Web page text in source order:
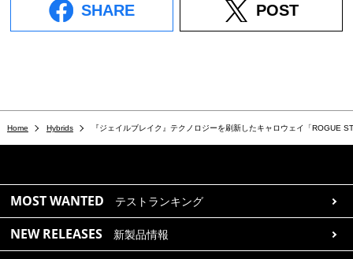
SHARE POST
Home Hybrids 『ジェイルブレイク』テクノロジーを刷新したキャロウェイ「ROGUE
MOST WANTED テストランキング
NEW RELEASES 新製品情報